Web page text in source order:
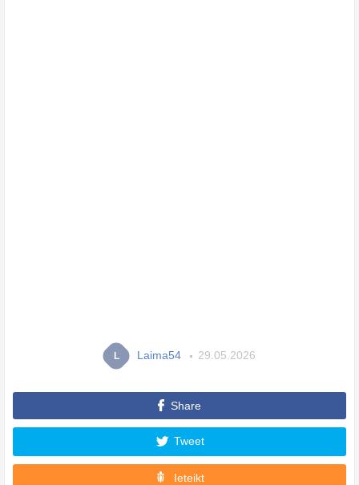
L Laima54 29.05.2026
Share
Tweet
Ieteikt